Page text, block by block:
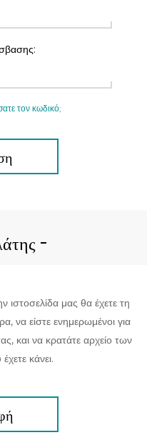
τον κωδικό;
ιστοσελίδα μας θα έχετε τη
να είστε ενημερωμένοι για
και να κρατάτε αρχείο των
κάνει.